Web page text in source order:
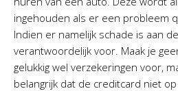
ingehouden als er een probleem
Indien er namelijk schade is aan
verantwoordelijk voor. Maak je
gelukkig wel verzekeringen voor,
belangrijk dat de creditcard niet